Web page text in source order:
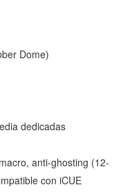
Dome)
dedicadas
anti-ghosting (12-
con iCUE